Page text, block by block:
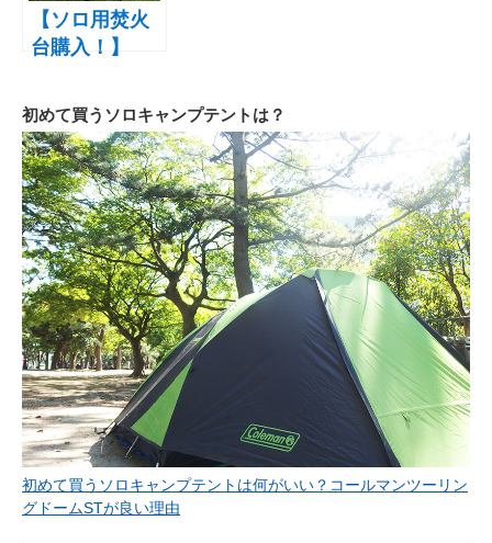
ファイヤーピ
ット焚火台を
【ソロ用焚火
台購入！】
ミニフラット
パックポータ
ブル グリル＆
ファイヤーピ
ットを買いま
す
初めて買うソロキャンプテントは？
初めて買うソロキャンプテントは何がいい？コールマンツーリン
グドームSTが良い理由